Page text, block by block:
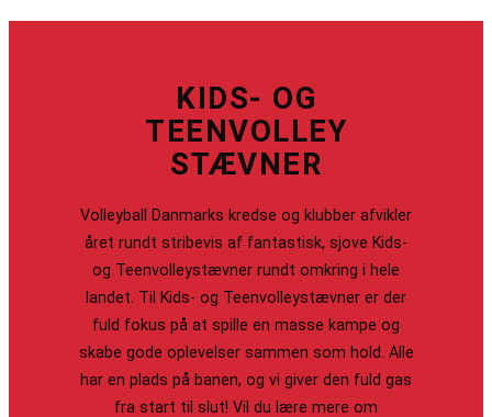
KIDS- OG
TEENVOLLEY
STÆVNER
Volleyball Danmarks kredse og klubber afvikler
året rundt stribevis af fantastisk, sjove Kids-
og Teenvolleystævner rundt omkring i hele
landet. Til Kids- og Teenvolleystævner er der
fuld fokus på at spille en masse kampe og
skabe gode oplevelser sammen som hold. Alle
har en plads på banen, og vi giver den fuld gas
fra start til slut! Vil du lære mere om